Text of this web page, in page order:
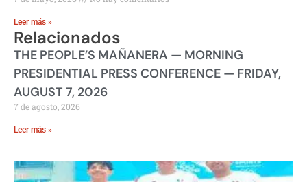
Leer más »
Relacionados
THE PEOPLE’S MAÑANERA — MORNING
PRESIDENTIAL PRESS CONFERENCE — FRIDAY,
AUGUST 7, 2026
7 de agosto, 2026
Leer más »